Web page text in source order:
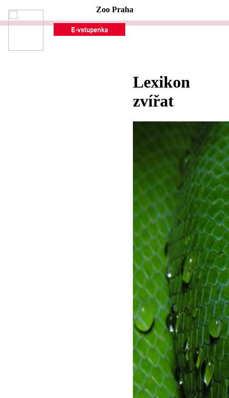
Zoo Praha
Lexikon
zvířat